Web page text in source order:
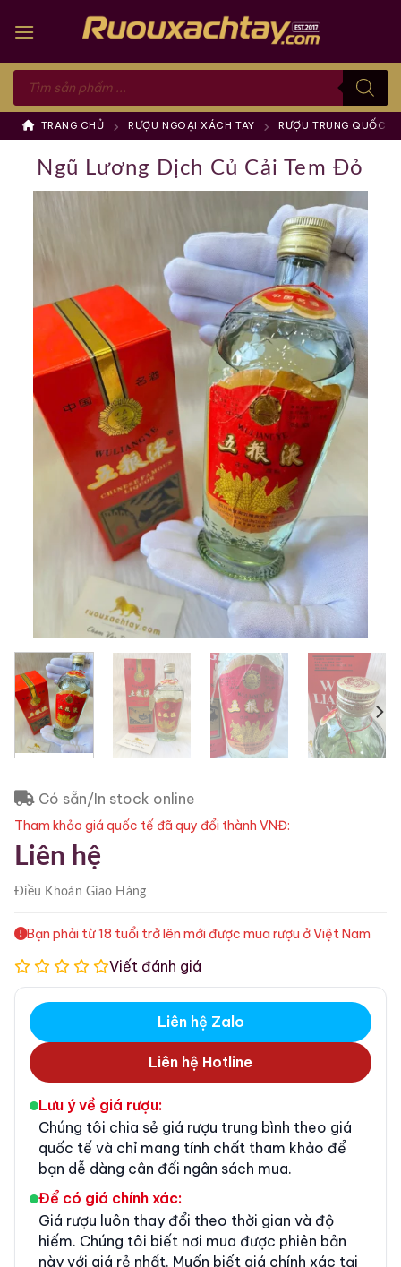
Tìm
kiếm
phẩm
TRANG CHỦ RƯỢU NGOẠI XÁCH TAY RƯỢU TRUNG QUỐC
Ngũ Lương Dịch Củ Cải Tem Đỏ
Có sẵn/In stock online
Tham khảo giá quốc tế đã quy đổi thành VNĐ:
Liên hệ
Điều KhoảnGiao Hàng
Bạn phải từ 18 tuổi trở lên mới được mua rượu ở Việt Nam
Viết đánh giá
Liên hệ Zalo
Liên hệ Hotline
Lưu ý về giá rượu:
Chúng tôi chia sẻ giá rượu trung bình theo giá
quốc tế và chỉ mang tính chất tham khảo để
bạn dễ dàng cân đối ngân sách mua.
Để có giá chính xác:
Giá rượu luôn thay đổi theo thời gian và độ
hiếm. Chúng tôi biết nơi mua được phiên bản
này với giá rẻ nhất. Muốn biết giá chính xác tại